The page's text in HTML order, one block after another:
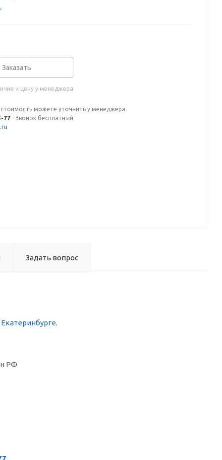
Заказать
и цену у менеджера
можете уточнить у менеджера
77 - Звонок бесплатный
Задать вопрос
.
РФ